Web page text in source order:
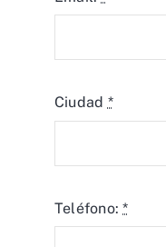
Ciudad *
Teléfono:*